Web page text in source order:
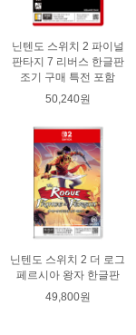
닌텐도 스위치 2 파이널
판타지 7 리버스 한글판
조기 구매 특전 포함
50,240원
닌텐도 스위치 2 더 로그
페르시아 왕자 한글판
49,800원